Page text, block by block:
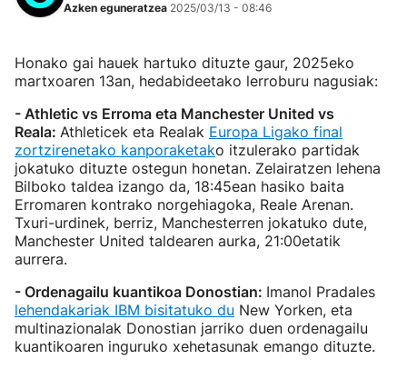
Azken eguneratzea 2025/03/13 - 08:46
Honako gai hauek hartuko dituzte gaur, 2025eko
martxoaren 13an, hedabideetako lerroburu nagusiak:
- Athletic vs Erroma eta Manchester United vs
Reala: Athleticek eta Realak Europa Ligako final
zortzirenetako kanporaketako itzulerako partidak
jokatuko dituzte ostegun honetan. Zelairatzen lehena
Bilboko taldea izango da, 18:45ean hasiko baita
Erromaren kontrako norgehiagoka, Reale Arenan.
Txuri-urdinek, berriz, Manchesterren jokatuko dute,
Manchester United taldearen aurka, 21:00etatik
aurrera.
- Ordenagailu kuantikoa Donostian: Imanol Pradales
lehendakariak IBM bisitatuko du New Yorken, eta
multinazionalak Donostian jarriko duen ordenagailu
kuantikoaren inguruko xehetasunak emango dituzte.